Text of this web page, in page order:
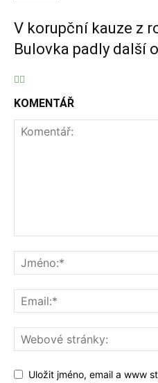
V korupční kauze z
Bulovka padly další
KOMENTÁŘ
Uložit jméno, email a www